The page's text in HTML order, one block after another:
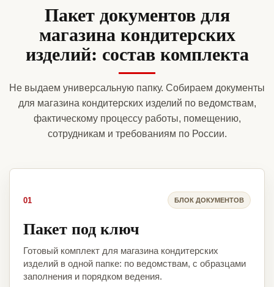
Пакет документов для
магазина кондитерских
изделий: состав комплекта
Не выдаем универсальную папку. Собираем документы
для магазина кондитерских изделий по ведомствам,
фактическому процессу работы, помещению,
сотрудникам и требованиям по России.
01 БЛОК ДОКУМЕНТОВ
Пакет под ключ
Готовый комплект для магазина кондитерских
изделий в одной папке: по ведомствам, с образцами
заполнения и порядком ведения.